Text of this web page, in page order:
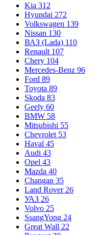
Kia 312
Hyundai 272
Volkswagen 139
Nissan 130
ВАЗ (Lada) 110
Renault 107
Chery 104
Mercedes-Benz 96
Ford 89
Toyota 89
Skoda 83
Geely 60
BMW 58
Mitsubishi 55
Chevrolet 53
Haval 45
Audi 43
Opel 43
Mazda 40
Changan 35
Land Rover 26
УАЗ 26
Volvo 25
SsangYong 24
Great Wall 22